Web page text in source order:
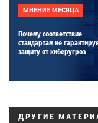
МНЕНИЕ МЕСЯЦА
Почему соответствие
стандартам не
защиту от киберугроз
ДРУГИЕ